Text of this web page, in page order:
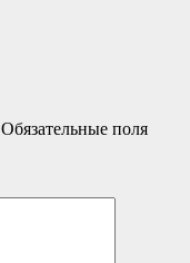
Обязательные поля